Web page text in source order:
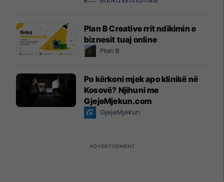
Plan B Creative rrit ndikimin e
biznesit tuaj online
Plan B
Po kërkoni mjek apo klinikë në
Kosovë? Njihuni me
GjejeMjekun.com
GjejeMjekun